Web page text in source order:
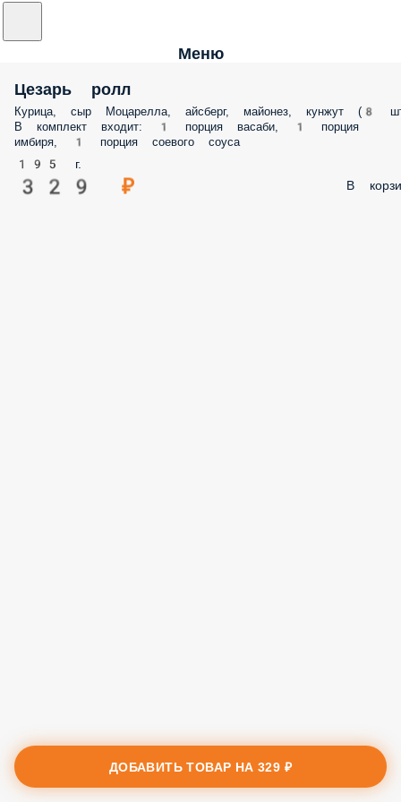
Меню
Цезарь ролл
Курица, сыр Моцарелла, айсберг, майонез, кунжут (8
В комплект входит: 1 порция васаби, 1 порция
имбиря, 1 порция соевого соуса
195 г.
329 ₽ В
ДОБАВИТЬ ТОВАР НА329 ₽